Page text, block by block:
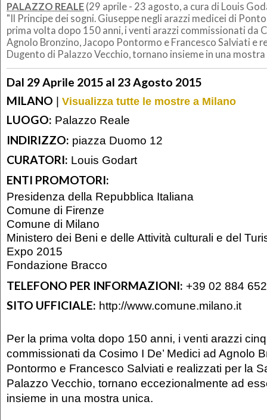
PALAZZO REALE (29 aprile - 23 agosto, a cura di Louis
"Il Principe dei sogni. Giuseppe negli arazzi medicei di
prima volta dopo 150 anni, i venti arazzi commissionati da
Agnolo Bronzino, Jacopo Pontormo e Francesco Salviati e
Dugento di Palazzo Vecchio, tornano insieme in una
Dal 29 Aprile 2015 al 23 Agosto 2015
MILANO | Visualizza tutte le mostre a Milano
LUOGO: Palazzo Reale
INDIRIZZO: piazza Duomo 12
CURATORI: Louis Godart
ENTI PROMOTORI:
Presidenza della Repubblica Italiana
Comune di Firenze
Comune di Milano
Ministero dei Beni e delle Attività culturali e del
Expo 2015
Fondazione Bracco
TELEFONO PER INFORMAZIONI: +39 02 884
SITO UFFICIALE: http://www.comune.milano.it
Per la prima volta dopo 150 anni, i venti arazzi
commissionati da Cosimo I De’ Medici ad Agnolo
Pontormo e Francesco Salviati e realizzati per la
Palazzo Vecchio, tornano eccezionalmente ad
insieme in una mostra unica.